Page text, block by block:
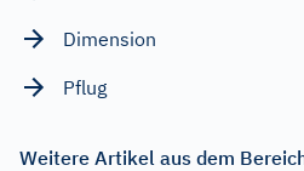
Dimension
Pflug
Weitere Artikel aus dem